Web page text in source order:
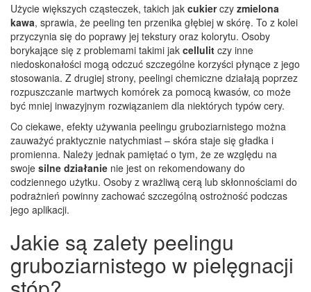
Użycie większych cząsteczek, takich jak cukierczy zmielona
kawa, sprawia, że peeling ten przenika głębiej w skórę. To z kolei
przyczynia się do poprawy jej tekstury oraz kolorytu. Osoby
borykające się z problemami takimi jak cellulit czy inne
niedoskonałości mogą odczuć szczególne korzyści płynące z jego
stosowania. Z drugiej strony, peelingi chemiczne działają poprzez
rozpuszczanie martwych komórek za pomocą kwasów, co może
być mniej inwazyjnym rozwiązaniem dla niektórych typów cery.
Co ciekawe, efekty używania peelingu gruboziarnistego można
zauważyć praktycznie natychmiast – skóra staje się gładka i
promienna. Należy jednak pamiętać o tym, że ze względu na
swoje silne działanie nie jest on rekomendowany do
codziennego użytku. Osoby z wrażliwą cerą lub skłonnościami do
podrażnień powinny zachować szczególną ostrożność podczas
jego aplikacji.
Jakie są zalety peelingu
gruboziarnistego w pielęgnacji